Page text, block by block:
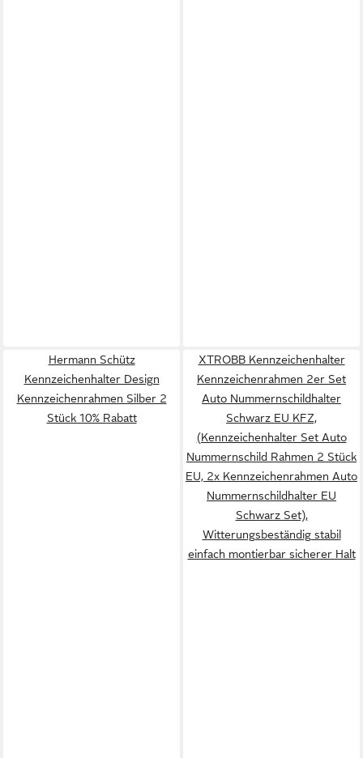
Hermann Schütz
Kennzeichenhalter Design
Kennzeichenrahmen Silber 2
Stück 10% Rabatt
XTROBB Kennzeichenhalter
Kennzeichenrahmen 2er Set
Auto Nummernschildhalter
Schwarz EU KFZ,
(Kennzeichenhalter Set Auto
Nummernschild Rahmen 2 Stück
EU, 2x Kennzeichenrahmen Auto
Nummernschildhalter EU
Schwarz Set),
Witterungsbeständig stabil
einfach montierbar sicherer Halt